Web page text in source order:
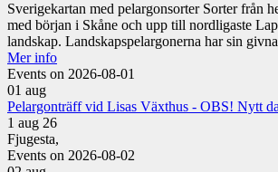
Sverigekartan med pelargonsorter Sorter från
med början i Skåne och upp till nordligaste
landskap. Landskapspelargonerna har sin
Mer info
Events on 2026-08-01
01 aug
Pelargonträff vid Lisas Växthus - OBS! Nytt
1 aug 26
Fjugesta,
Events on 2026-08-02